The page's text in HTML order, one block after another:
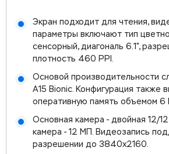
Экран подходит для чтения,
параметры включают тип
сенсорный, диагональ 6.1",
плотность 460 PPI.
Основой производительности
A15 Bionic. Конфигурация также
оперативную память объемом 6
Основная камера - двойная 12/
камера - 12 МП. Видеозапись
разрешении до 3840x2160.